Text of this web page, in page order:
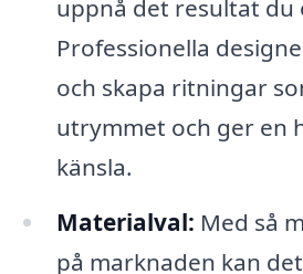
uppnå det resultat du
Professionella
och skapa ritningar
utrymmet och ger en
känsla.
Materialval: Med så
på marknaden kan